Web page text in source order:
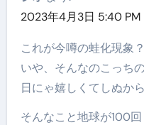
2023年4月3日 5:40 PM
これが今噂の蛙化現象？
いや、そんなのこっち
日にゃ嬉しくてしぬか
そんなこと地球が100